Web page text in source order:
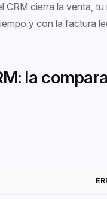
CRM cierra la venta,
y con la factura
la